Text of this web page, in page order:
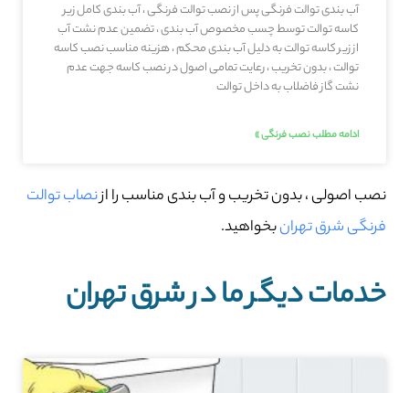
آب بندی توالت فرنگی پس از نصب توالت فرنگی ، آب بندی کامل زیر
کاسه توالت توسط چسب مخصوص آب بندی ، تضمین عدم نشت آب
از زیر کاسه توالت به دلیل آب بندی محکم ، هزینه مناسب نصب کاسه
توالت ، بدون تخریب ، رعایت تمامی اصول در نصب کاسه جهت عدم
نشت گاز فاضلاب به داخل توالت
ادامه مطلب نصب فرنگی »
نصب اصولی ، بدون تخریب و آب بندی مناسب را ازنصاب توالت
فرنگی شرق تهرانبخواهید.
خدمات دیگر ما در شرق تهران